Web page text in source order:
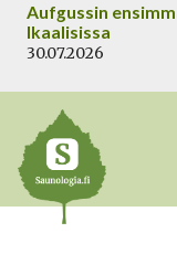
Aufgussin
Ikaalisissa
30.07.2026